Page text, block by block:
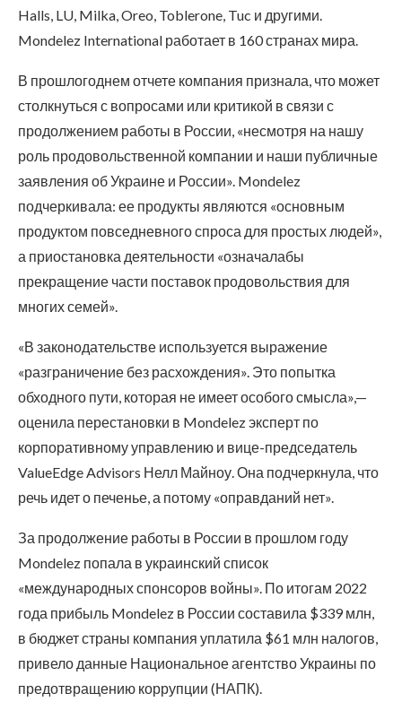
Halls, LU, Milka, Oreo, Toblerone, Tuc и другими.
Mondelez International работает в 160 странах мира.
В прошлогоднем отчете компания признала, что может
столкнуться с вопросами или критикой в связи с
продолжением работы в России, «несмотря на нашу
роль продовольственной компании и наши публичные
заявления об Украине и России». Mondelez
подчеркивала: ее продукты являются «основным
продуктом повседневного спроса для простых людей»,
а приостановка деятельности «означалабы
прекращение части поставок продовольствия для
многих семей».
«В законодательстве используется выражение
«разграничение без расхождения». Это попытка
обходного пути, которая не имеет особого смысла»,—
оценила перестановки в Mondelez эксперт по
корпоративному управлению и вице-председатель
ValueEdge Advisors Нелл Майноу. Она подчеркнула, что
речь идет о печенье, а потому «оправданий нет».
За продолжение работы в России в прошлом году
Mondelez попала в украинский список
«международных спонсоров войны». По итогам 2022
года прибыль Mondelez в России составила $339 млн,
в бюджет страны компания уплатила $61 млн налогов,
привело данные Национальное агентство Украины по
предотвращению коррупции (НАПК).